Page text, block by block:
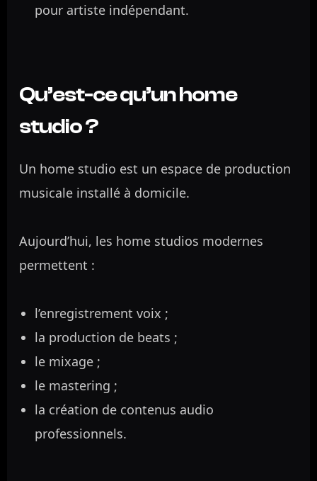
pour artiste indépendant.
Qu’est-ce qu’un home
studio ?
Un home studio est un espace de production
musicale installé à domicile.
Aujourd’hui, les home studios modernes
permettent :
l’enregistrement voix ;
la production de beats ;
le mixage ;
le mastering ;
la création de contenus audio
professionnels.